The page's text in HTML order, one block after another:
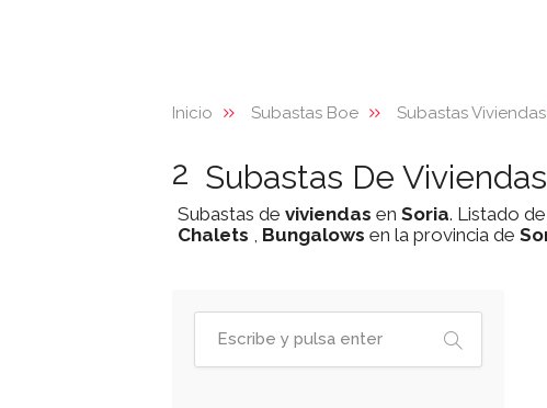
Inicio Subastas Boe Subastas Viviendas
2 Subastas De
Subastas de viviendas en Soria. Listado de
Chalets , Bungalows en la provincia de